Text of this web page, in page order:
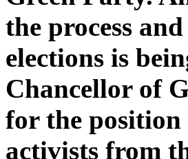
the process
elections is
Chancellor of
for the
activists from